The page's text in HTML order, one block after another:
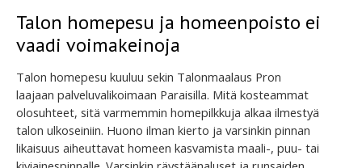
Talon homepesu ja homeenpoisto ei
vaadi voimakeinoja
Talon homepesu kuuluu sekin Talonmaalaus Pron
laajaan palveluvalikoimaan Paraisilla. Mitä kosteammat
olosuhteet, sitä varmemmin homepilkkuja alkaa ilmestyä
talon ulkoseiniin. Huono ilman kierto ja varsinkin pinnan
likaisuus aiheuttavat homeen kasvamista maali-, puu- tai